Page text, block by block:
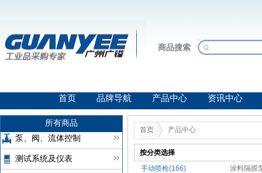
商品搜索
首页 品牌导航 产品中心 资讯中心
所有商品
泵、阀、流体控制
测试系统及仪表
首页 产品中心
按分类选择
手动喷枪(166)
涂料隔膜